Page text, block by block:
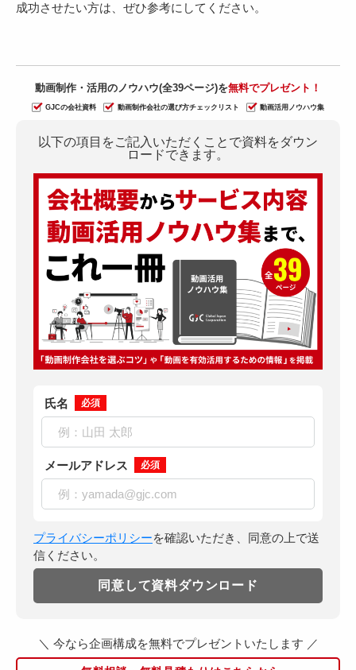
成功させたい方は、ぜひ参考にしてください。
動画制作・活用のノウハウ(全39ページ)を無料でプレゼント！
GJCの会社資料 動画制作会社の選び方チェックリスト 動画活用ノウハウ集
以下の項目をご記入いただくことで資料をダウン
ロードできます。
氏名 必須
メールアドレス 必須
プライバシーポリシーを確認いただき、同意の上で送
信ください。
＼ 今なら企画構成を無料でプレゼントいたします ／